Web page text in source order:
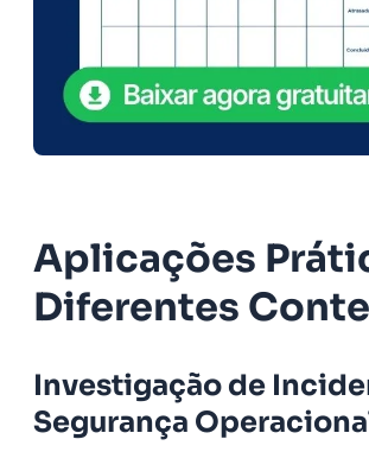
Aplicações
Diferentes
Investigação de
Segurança